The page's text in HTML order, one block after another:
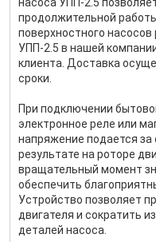
продолжительной
поверхностного
УПП-2.5 в нашей
клиента. Доставка
сроки.
При подключении
электронное реле или
напряжение подается за
результате на роторе
вращательный момент
обеспечить
Устройство позволяет
двигателя и сократить
деталей насоса.